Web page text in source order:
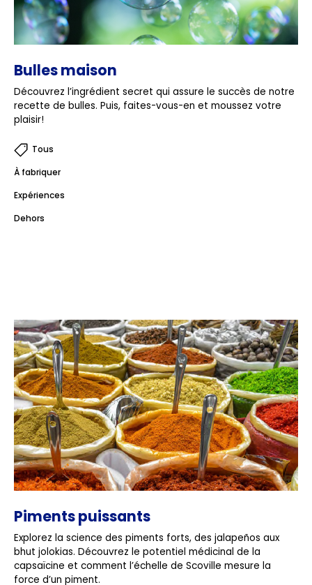
Bulles maison
Découvrez l’ingrédient secret qui assure le succès de notre
recette de bulles. Puis, faites-vous-en et moussez votre
plaisir!
Tous
À fabriquer
Expériences
Dehors
Piments puissants
Explorez la science des piments forts, des jalapeños aux
bhut jolokias. Découvrez le potentiel médicinal de la
capsaïcine et comment l’échelle de Scoville mesure la
force d’un piment.